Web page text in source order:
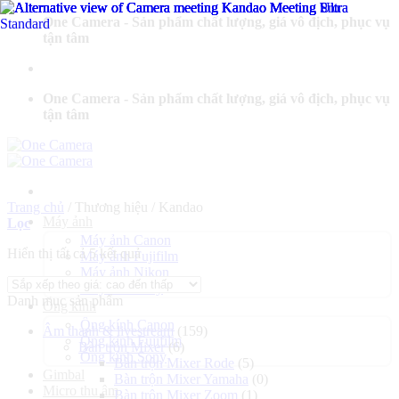
Bỏ
dung
One Camera - Sản phẩm chất lượng, giá vô địch, phục vụ
tận tâm
One Camera - Sản phẩm chất lượng, giá vô địch, phục vụ
tận tâm
Máy ảnh Canon
Máy ảnh Fujifilm
Máy ảnh Nikon
Máy ảnh Sony
Ống kính
Ống kính Canon
Ống kính Fujifilm
Ống kính Sony
Micro thu âm
Trang chủ Thương hiệu
Kandao
Lọc
Hiển thị tất cả 5 kết quả Đã
sắp
xếp
cao
đến
thấp
Danh mục sản phẩm
Âm thanh & livestream (159)
Bàn trộn Mixer (6)
Bàn trộn Mixer Rode (5)
Bàn trộn Mixer Yamaha (0)
Bàn trộn Mixer Zoom (1)